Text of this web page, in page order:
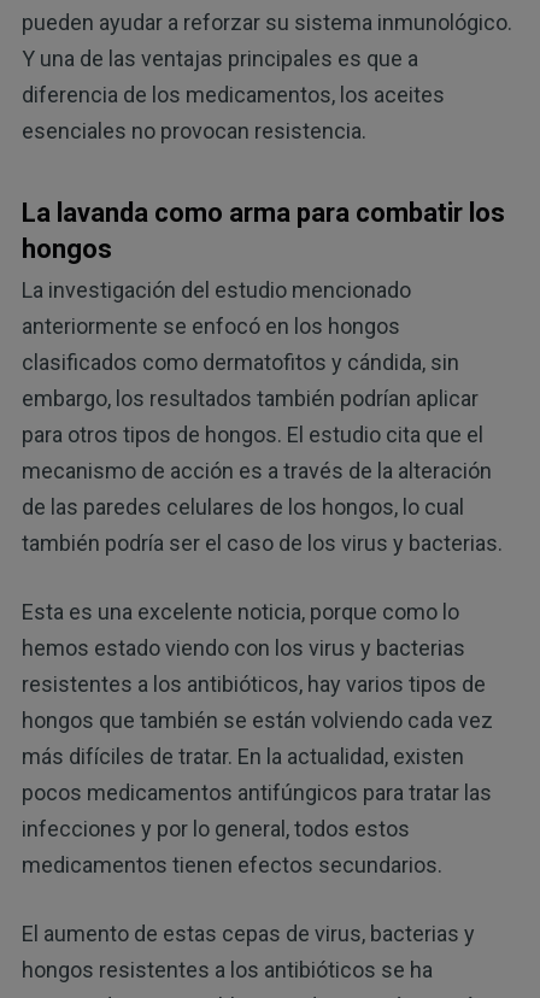
pueden ayudar a reforzar su sistema inmunológico.
Y una de las ventajas principales es que a
diferencia de los medicamentos, los aceites
esenciales no provocan resistencia.
La lavanda como arma para combatir los
hongos
La investigación del estudio mencionado
anteriormente se enfocó en los hongos
clasificados como dermatofitos y cándida, sin
embargo, los resultados también podrían aplicar
para otros tipos de hongos. El estudio cita que el
mecanismo de acción es a través de la alteración
de las paredes celulares de los hongos, lo cual
también podría ser el caso de los virus y bacterias.
Esta es una excelente noticia, porque como lo
hemos estado viendo con los virus y bacterias
resistentes a los antibióticos, hay varios tipos de
hongos que también se están volviendo cada vez
más difíciles de tratar. En la actualidad, existen
pocos medicamentos antifúngicos para tratar las
infecciones y por lo general, todos estos
medicamentos tienen efectos secundarios.
El aumento de estas cepas de virus, bacterias y
hongos resistentes a los antibióticos se ha